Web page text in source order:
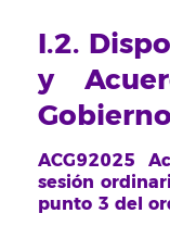
I.2.
y
Gobierno
ACG92025
sesión
punto 3 del